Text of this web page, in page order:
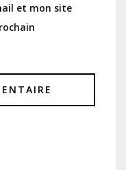
et mon site